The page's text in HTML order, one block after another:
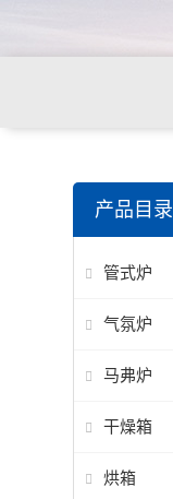
产品目录
管式炉
气氛炉
马弗炉
干燥箱
烘箱